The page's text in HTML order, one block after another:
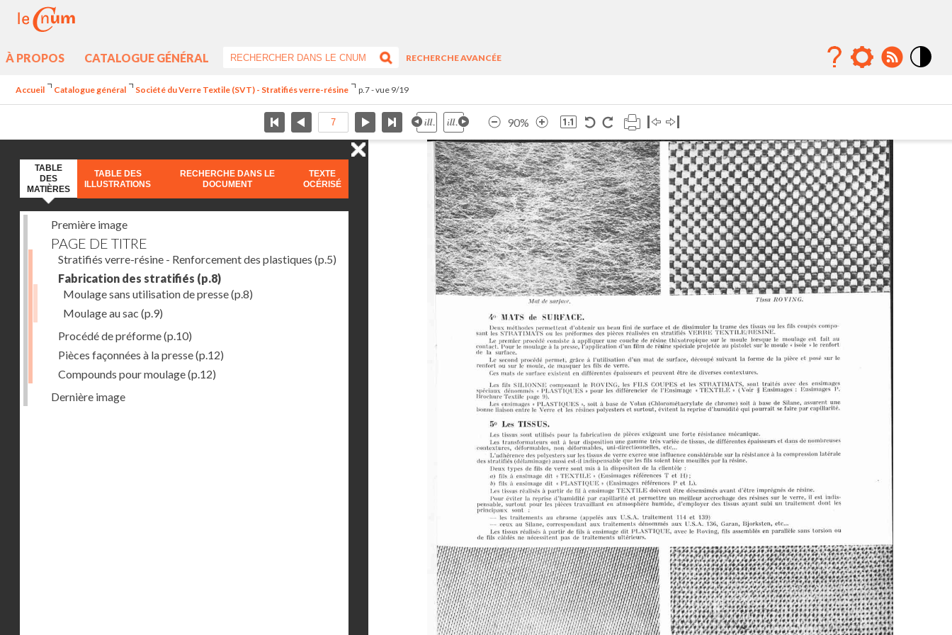
À PROPOS CATALOGUE GÉNÉRAL
RECHERCHE AVANCÉE
Accueil Catalogue général Société du Verre Textile (SVT) - Stratifiés verre-résine p.7 - vue 9/19
90%
TABLE
DES
MATIÈRES
TABLE DES
ILLUSTRATIONS
RECHERCHE DANS LE
DOCUMENT
TEXTE
OCÉRISÉ
Première image
PAGE DE TITRE
Stratifiés verre-résine - Renforcement des plastiques (p.5)
Fabrication des stratifiés (p.8)
Moulage sans utilisation de presse(p.8)
Moulage au sac (p.9)
Procédé de préforme(p.10)
Pièces façonnées à la presse(p.12)
Compounds pour moulage(p.12)
Dernière image